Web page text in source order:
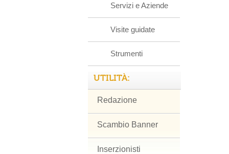
Servizi e Aziende
Visite guidate
Strumenti
UTILITÀ:
Redazione
Scambio Banner
Inserzionisti